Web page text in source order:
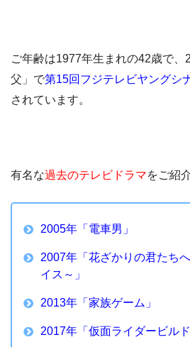
ご年齢は1977年生まれの42歳で、
父」で第15回フジテレビヤングシ
されています。
有名な過去のテレビドラマをご紹
2005年「電車男」
2007年「花ざかりの君たち
イス～」
2013年「家族ゲーム」
2017年「仮面ライダービルド